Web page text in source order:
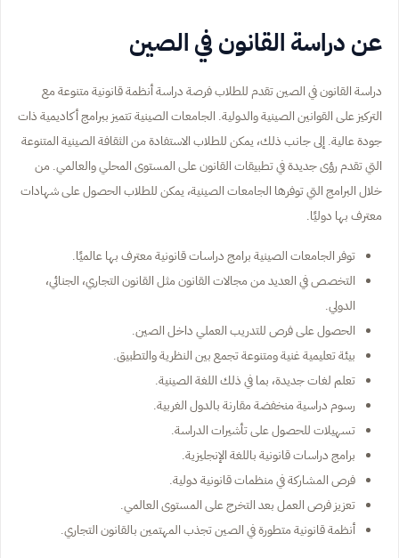
عن دراسة القانون في الصين
دراسة القانون في الصين تقدم للطلاب فرصة دراسة أنظمة قانونية متنوعة مع
التركيز على القوانين الصينية والدولية. الجامعات الصينية تتميز ببرامج أكاديمية ذات
جودة عالية. إلى جانب ذلك، يمكن للطلاب الاستفادة من الثقافة الصينية المتنوعة
التي تقدم رؤى جديدة في تطبيقات القانون على المستوى المحلي والعالمي. من
خلال البرامج التي توفرها الجامعات الصينية، يمكن للطلاب الحصول على شهادات
معترف بها دوليًا.
توفر الجامعات الصينية برامج دراسات قانونية معترف بها عالميًا.
التخصص في العديد من مجالات القانون مثل القانون التجاري، الجنائي،
الدولي.
الحصول على فرص للتدريب العملي داخل الصين.
بيئة تعليمية غنية ومتنوعة تجمع بين النظرية والتطبيق.
تعلم لغات جديدة، بما في ذلك اللغة الصينية.
رسوم دراسية منخفضة مقارنة بالدول الغربية.
تسهيلات للحصول على تأشيرات الدراسة.
برامج دراسات قانونية باللغة الإنجليزية.
فرص المشاركة في منظمات قانونية دولية.
تعزيز فرص العمل بعد التخرج على المستوى العالمي.
أنظمة قانونية متطورة في الصين تجذب المهتمين بالقانون التجاري.